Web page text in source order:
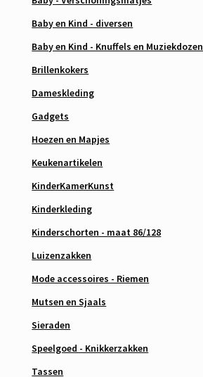
Baby en Kind - diversen
Baby en Kind - Knuffels en Muziekdozen
Brillenkokers
Dameskleding
Gadgets
Hoezen en Mapjes
Keukenartikelen
KinderKamerKunst
Kinderkleding
Kinderschorten - maat 86/128
Luizenzakken
Mode accessoires - Riemen
Mutsen en Sjaals
Sieraden
Speelgoed - Knikkerzakken
Tassen